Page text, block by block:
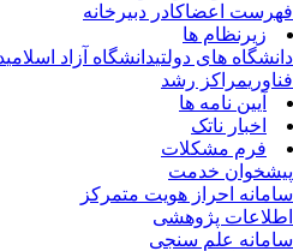
فهرست اعضاکادر دبیرخانه
زیرنظام ها
دانشگاه های دولتیدانشگاه آزاد اسلامی
فناوریمراکز رشد
آیین نامه ها
اخبار ناتک
فرم مشکلات
پیشخوان خدمت
سامانه احراز هویت متمرکز
اطلاعات پژوهشی
سامانه علم سنجی